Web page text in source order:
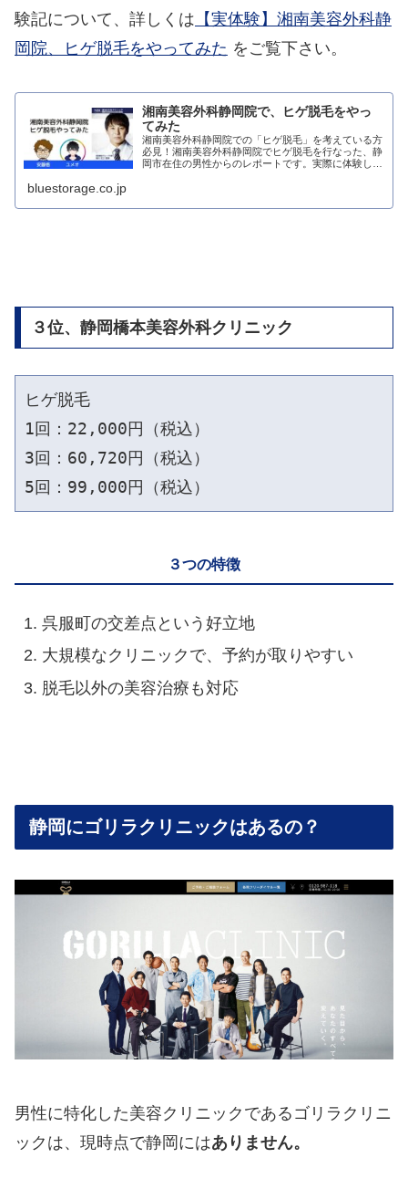
験記について、詳しくは 【実体験】湘南美容外科静
岡院、ヒゲ脱毛をやってみた をご覧下さい。
湘南美容外科静岡院で、ヒゲ脱毛をやっ
てみた
湘南美容外科静岡院での「ヒゲ脱毛」を考えている方
必見！湘南美容外科静岡院でヒゲ脱毛を行なった、静
岡市在住の男性からのレポートです。実際に体験し
bluestorage.co.jp
３位、静岡橋本美容外科クリニック
ヒゲ脱毛
1回：22,000円（税込）
3回：60,720円（税込）
３つの特徴
呉服町の交差点という好立地
大規模なクリニックで、予約が取りやすい
脱毛以外の美容治療も対応
静岡にゴリラクリニックはあるの？
男性に特化した美容クリニックであるゴリラクリニ
ックは、現時点で静岡にはありません。